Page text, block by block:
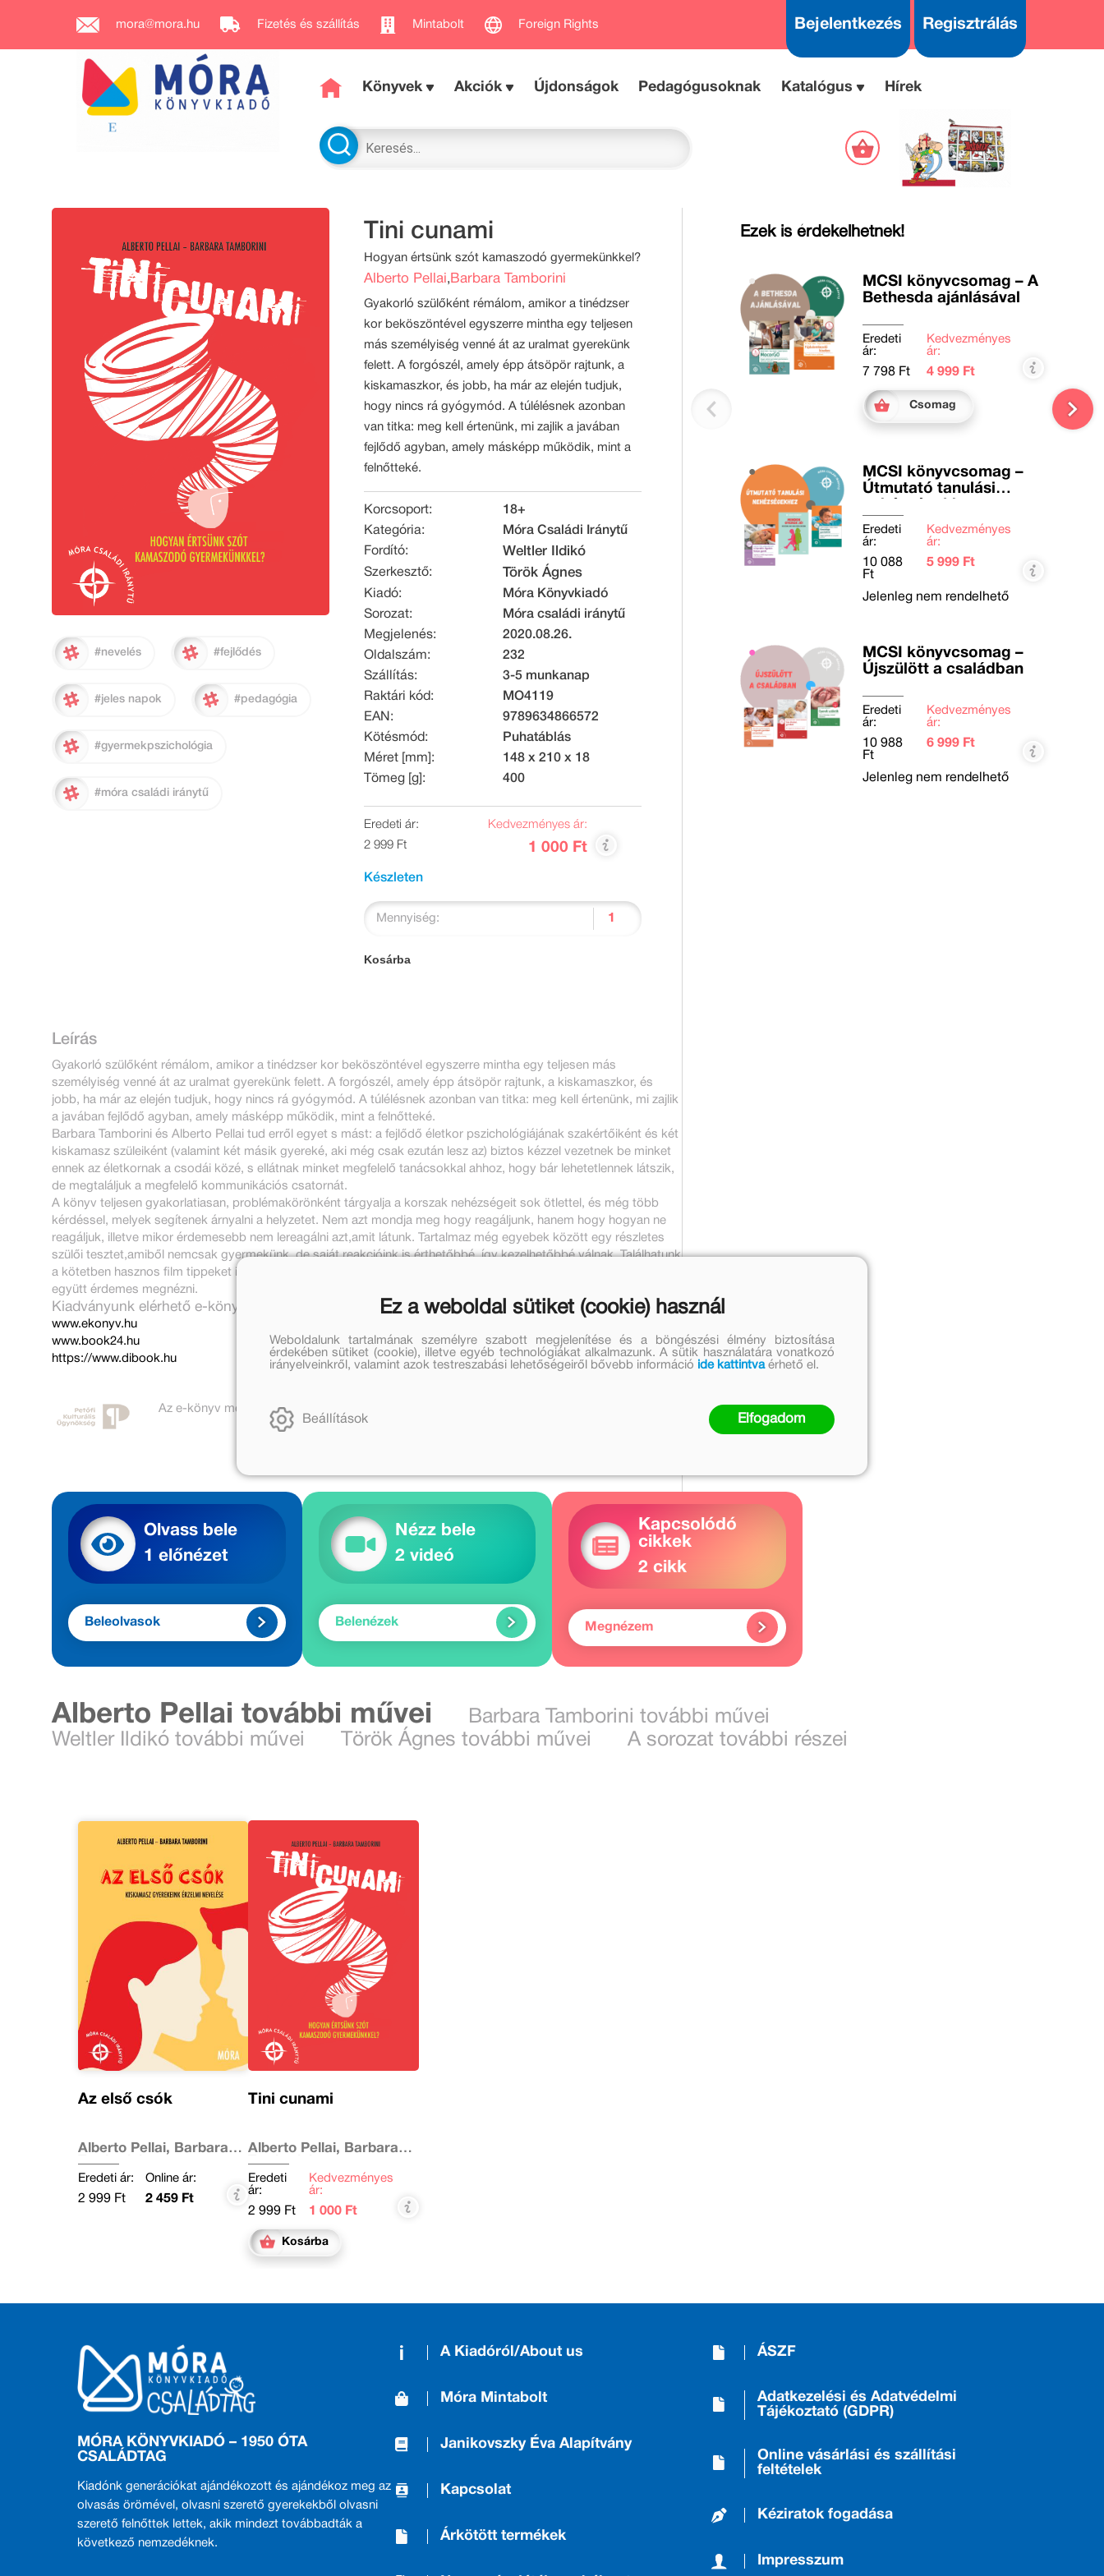
mora@mora.hu Fizetés és szállítás Mintabolt Foreign Rights Bejelentkezés Regisztrálás
Könyvek Akciók Újdonságok Pedagógusoknak Katalógus Hírek
#nevelés #fejlődés
#jeles napok #pedagógia
#gyermekpszichológia
#móra családi iránytű
Tini cunami
Hogyan értsünk szót kamaszodó gyermekünkkel?
Alberto Pellai, Barbara Tamborini
Gyakorló szülőként rémálom, amikor a tinédzser
kor beköszöntével egyszerre mintha egy teljesen
más személyiség venné át az uralmat gyerekünk
felett. A forgószél, amely épp átsöpör rajtunk, a
kiskamaszkor, és jobb, ha már az elején tudjuk,
hogy nincs rá gyógymód. A túlélésnek azonban
van titka: meg kell értenünk, mi zajlik a javában
fejlődő agyban, amely másképp működik, mint a
felnőtteké.
Korcsoport:
18+
Kategória:
Móra Családi Iránytű
Fordító:
Weltler Ildikó
Szerkesztő: Török Ágnes
Kiadó:
Móra Könyvkiadó
Sorozat:
Móra családi iránytű
Megjelenés:
2020.08.26.
Oldalszám:
232
Szállítás:
3-5 munkanap
Raktári kód:
MO4119
EAN:
9789634866572
Kötésmód:
Puhatáblás
Méret [mm]:
148 x 210 x 18
Tömeg [g]:
400
Eredeti ár:
2 999 Ft
Kedvezményes ár:
1 000 Ft
Készleten
Mennyiség:
Kosárba
Leírás
Gyakorló szülőként rémálom, amikor a tinédzser kor beköszöntével egyszerre mintha egy teljesen más
személyiség venné át az uralmat gyerekünk felett. A forgószél, amely épp átsöpör rajtunk, a kiskamaszkor, és
jobb, ha már az elején tudjuk, hogy nincs rá gyógymód. A túlélésnek azonban van titka: meg kell értenünk, mi zajlik
a javában fejlődő agyban, amely másképp működik, mint a felnőtteké.
Barbara Tamborini és Alberto Pellai tud erről egyet s mást: a fejlődő életkor pszichológiájának szakértőiként és két
kiskamasz szüleiként (valamint két másik gyereké, aki még csak ezután lesz az) biztos kézzel vezetnek be minket
ennek az életkornak a csodái közé, s ellátnak minket megfelelő tanácsokkal ahhoz, hogy bár lehetetlennek látszik,
de megtaláljuk a megfelelő kommunikációs csatornát.
A könyv teljesen gyakorlatiasan, problémakörönként tárgyalja a korszak nehézségeit sok ötlettel, és még több
kérdéssel, melyek segítenek árnyalni a helyzetet. Nem azt mondja meg hogy reagáljunk, hanem hogy hogyan ne
reagáljuk, illetve mikor érdemesebb nem lereagálni azt,amit látunk. Tartalmaz még egyebek között egy részletes
szülői tesztet,amiből nemcsak gyermekünk, de saját reakcióink is érthetőbbé, így kezelhetőbbé válnak. Találhatunk
a kötetben hasznos film tippeket is, melyeket meghatározott időszakban a serdülőknek egyedül vagy családdal
együtt érdemes megnézni.
Kiadványunk elérhető e-könyv formában is az alábbi oldalakon:
www.ekonyv.hu
www.book24.hu
https://www.dibook.hu
Az e-könyv megjelenését támogatta a Magyar Kultúráért Alapítvány.
Ezek is érdekelhetnek!
MCSI könyvcsomag – A
Bethesda ajánlásával
Eredeti
ár:
7 798 Ft
Kedvezményes
ár:
4 999 Ft
Csomag
MCSI könyvcsomag –
Útmutató tanulási
Eredeti
ár:
10 088
Ft
Kedvezményes
ár:
5 999 Ft
Jelenleg nem rendelhető
MCSI könyvcsomag –
Újszülött a családban
Eredeti
ár:
10 988
Ft
Kedvezményes
ár:
6 999 Ft
Jelenleg nem rendelhető
Olvass bele
1 előnézet
Beleolvasok
Nézz bele
2 videó
Belenézek
Kapcsolódó
cikkek
2 cikk
Megnézem
Alberto Pellai további művei
Barbara Tamborini további művei
Weltler Ildikó további művei
Török Ágnes további művei A sorozat további részei
Az első csók
Alberto Pellai, Barbara
Tamborini
Eredeti ár:
2 999 Ft
Online ár:
2 459 Ft
Tini cunami
Alberto Pellai, Barbara
Tamborini
Eredeti
ár:
2 999 Ft
Kedvezményes
ár:
1 000 Ft
Kosárba
MÓRA KÖNYVKIADÓ – 1950 ÓTA
CSALÁDTAG
Kiadónk generációkat ajándékozott és ajándékoz meg az
olvasás örömével, olvasni szerető gyerekekből olvasni
szerető felnőttek lettek, akik mindezt továbbadták a
következő nemzedéknek.
A Kiadóról/About us
Móra Mintabolt
Janikovszky Éva Alapítvány
Kapcsolat
Árkötött termékek
ÁSZF
Adatkezelési és Adatvédelmi
Tájékoztató (GDPR)
Online vásárlási és szállítási
feltételek
Kéziratok fogadása
Impresszum
Ez a weboldal sütiket (cookie) használ
Weboldalunk tartalmának személyre szabott megjelenítése és a böngészési élmény biztosítása
érdekében sütiket (cookie), illetve egyéb technológiákat alkalmazunk. A sütik használatára vonatkozó
irányelveinkről, valamint azok testreszabási lehetőségeiről bővebb információ ide kattintvaérhető el.
Beállítások Elfogadom